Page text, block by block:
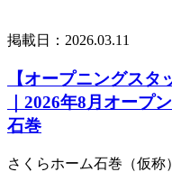
掲載日： 2026.03.11
【オープニングスタ
｜2026年8月オープ
石巻
さくらホーム石巻（仮称）